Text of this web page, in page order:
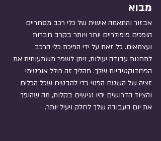
מבוא
אבזור והתאמה אישית של כלי רכב מסחריים
הופכים פופולריים יותר ויותר בקרב חברות
ועצמאים. כל זאת על ידי הפיכת כלי הרכב
לתחנות עבודה יעילות, ניתן לשפר משמעותית את
הפרודוקטיביות שלך. תהליך זה כולל אופטימי
זציה של השטח הפנוי כדי להבטיח שכל הכלים
והציוד הדרושים יהיו נגישים בקלות, מה שהופך
את יום העבודה שלך לחלק ויעיל יותר.